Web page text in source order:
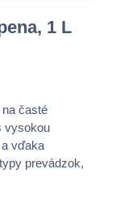
1 L
časté
vysokou
vďaka
prevádzok,